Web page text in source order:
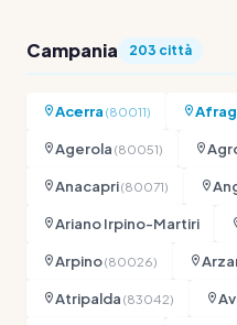
Campania 203 città
Acerra (80011)
Agerola (80051)
Anacapri(80071)
Ariano Irpino-Martiri
Arpino(80026)
Atripalda (83042)